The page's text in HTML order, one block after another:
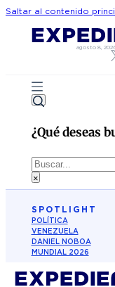
Saltar al contenido
agosto 8,
¿Qué deseas
Buscar
×
SPOTLIGHT
POLÍTICA
VENEZUELA
DANIEL NOBOA
MUNDIAL 2026